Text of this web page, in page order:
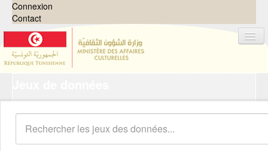
Connexion
Contact
Organisations
Groupes
Demandes 0